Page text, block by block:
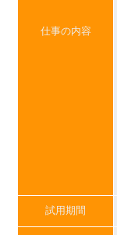
仕事の内容
試用期間